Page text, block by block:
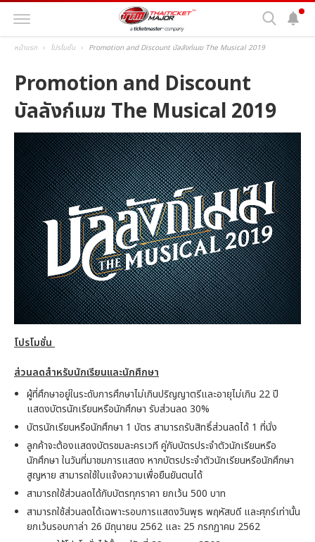
หน้าแรก โปรโมชั่น Promotion and Discount บัลลังก์เมฆ The Musical 2019
Promotion and Discount
บัลลังก์เมฆ The Musical 2019
โปรโมชั่น
ส่วนลดสำหรับนักเรียนและนักศึกษา
ผู้ที่ศึกษาอยู่ในระดับการศึกษาไม่เกินปริญญาตรีและอายุไม่เกิน 22 ปี
แสดงบัตรนักเรียนหรือนักศึกษา รับส่วนลด 30%
บัตรนักเรียนหรือนักศึกษา 1 บัตร สามารถรับสิทธิ์ส่วนลดได้ 1 ที่นั่ง
ลูกค้าจะต้องแสดงบัตรชมละครเวที คู่กับบัตรประจำตัวนักเรียนหรือ
นักศึกษา ในวันที่มาชมการแสดง หากบัตรประจำตัวนักเรียนหรือนักศึกษา
สูญหาย สามารถใช้ใบแจ้งความเพื่อยืนยันตนได้
สามารถใช้ส่วนลดได้กับบัตรทุกราคา ยกเว้น 500 บาท
สามารถใช้ส่วนลดได้เฉพาะรอบการแสดงวันพุธ พฤหัสบดี และศุกร์เท่านั้น
ยกเว้นรอบกาล่า 26 มิถุนายน 2562 และ 25 กรกฏาคม 2562